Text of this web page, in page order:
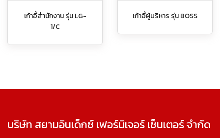
เก้าอี้สำนักงาน รุ่น LG-
1/C
เก้าอี้ผู้บริหาร รุ่น BOSS
บริษัท สยามอินเด็กซ์ เฟอร์นิเจอร์ เซ็นเตอร์ จำกัด